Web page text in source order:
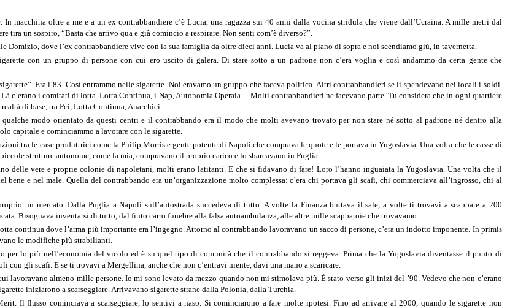
In macchina oltre a me e a un ex contrabbandiere c’è Lucia, una ragazza sui 40 anni dalla vocina stridula che viene dall’Ucraina. A mille metri dal
tira un sospiro, “Basta che arrivo qua e già comincio a respirare. Non senti com’è diverso?”.
dove l’ex contrabbandiere vive con la sua famiglia da oltre dieci anni. Lucia va al piano di sopra e noi scendiamo giù, in tavernetta.
con un gruppo di persone con cui ero uscito di galera. Di stare sotto a un padrone non c’era voglia e così andammo da certa gente che
Era l’83. Così entrammo nelle sigarette. Noi eravamo un gruppo che faceva politica. Altri contrabbandieri se li spendevano nei locali i soldi.
c’erano i comitati di lotta. Lotta Continua, i Nap, Autonomia Operaia… Molti contrabbandieri ne facevano parte. Tu considera che in ogni quartiere
di base, tra Pci, Lotta Continua, Anarchici...
modo orientato da questi centri e il contrabbando era il modo che molti avevano trovato per non stare né sotto al padrone né dentro alla
capitale e cominciammo a lavorare con le sigarette.
tra le case produttrici come la Philip Morris e gente potente di Napoli che comprava le quote e le portava in Yugoslavia. Una volta che le casse di
strutture autonome, come la mia, compravano il proprio carico e lo sbarcavano in Puglia.
delle vere e proprie colonie di napoletani, molti erano latitanti. E che si fidavano di fare! Loro l’hanno inguaiata la Yugoslavia. Una volta che il
bene e nel male. Quella del contrabbando era un’organizzazione molto complessa: c’era chi portava gli scafi, chi commerciava all’ingrosso, chi al
un mercato. Dalla Puglia a Napoli sull’autostrada succedeva di tutto. A volte la Finanza buttava il sale, a volte ti trovavi a scappare a 200
Bisognava inventarsi di tutto, dal finto carro funebre alla falsa autoambulanza, alle altre mille scappatoie che trovavamo.
continua dove l’arma più importante era l’ingegno. Attorno al contrabbando lavoravano un sacco di persone, c’era un indotto imponente. In primis
le modifiche più strabilianti.
per lo più nell’economia del vicolo ed è su quel tipo di comunità che il contrabbando si reggeva. Prima che la Yugoslavia diventasse il punto di
con gli scafi. E se ti trovavi a Mergellina, anche che non c’entravi niente, davi una mano a scaricare.
lavoravano almeno mille persone. Io mi sono levato da mezzo quando non mi stimolava più. È stato verso gli inizi del ’90. Vedevo che non c’erano
iniziarono a scarseggiare. Arrivavano sigarette strane dalla Polonia, dalla Turchia.
Il flusso cominciava a scarseggiare, lo sentivi a naso. Si cominciarono a fare molte ipotesi. Fino ad arrivare al 2000, quando le sigarette non